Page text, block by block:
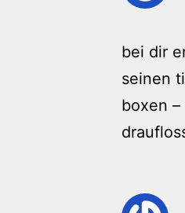
bei dir
seinen
boxen